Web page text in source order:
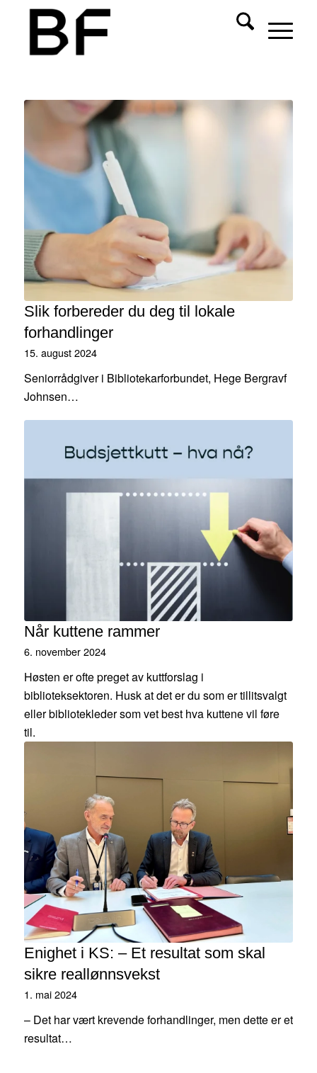
Slik forbereder du deg til lokale
forhandlinger
15. august 2024
Seniorrådgiver i Bibliotekarforbundet, Hege Bergravf
Johnsen…
Når kuttene rammer
6. november 2024
Høsten er ofte preget av kuttforslag i
biblioteksektoren. Husk at det er du som er tillitsvalgt
eller bibliotekleder som vet best hva kuttene vil føre
til.
Enighet i KS: – Et resultat som skal
sikre reallønnsvekst
1. mai 2024
– Det har vært krevende forhandlinger, men dette er et
resultat…